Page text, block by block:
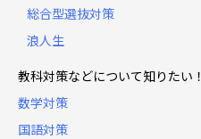
総合型選抜対策
浪人生
教科対策などについて知りたい！
数学対策
国語対策